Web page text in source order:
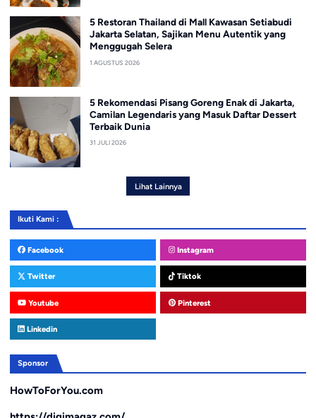
5 Restoran Thailand di Mall Kawasan Setiabudi
Jakarta Selatan, Sajikan Menu Autentik yang
Menggugah Selera
1 AGUSTUS 2026
5 Rekomendasi Pisang Goreng Enak di Jakarta,
Camilan Legendaris yang Masuk Daftar Dessert
Terbaik Dunia
31 JULI 2026
Lihat Lainnya
Ikuti Kami :
Facebook Instagram
Twitter Tiktok
Youtube Pinterest
Linkedin
Sponsor
HowToForYou.com